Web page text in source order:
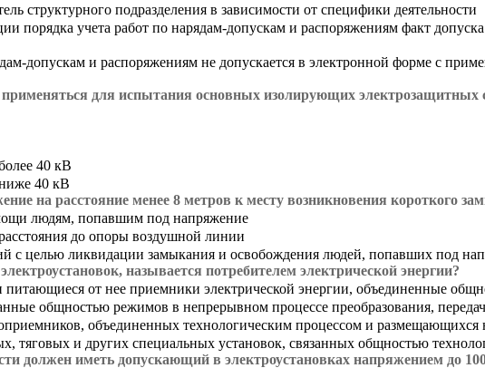
структурного подразделения в зависимости от специфики деятельности
порядка учета работ по нарядам-допускам и распоряжениям факт
допускам и распоряжениям не допускается в электронной форме с
для испытания основных изолирующих
40 кВ
40 кВ
на расстояние менее 8 метров к месту возникновения короткого
людям, попавшим под напряжение
до опоры воздушной линии
с целью ликвидации замыкания и освобождения людей, попавших под
называется потребителем электрической энергии?
питающиеся от нее приемники электрической энергии, объединенные
общностью режимов в непрерывном процессе преобразования,
объединенных технологическим процессом и размещающихся
тяговых и других специальных установок, связанных общностью
должен иметь допускающий в электроустановках напряжением до